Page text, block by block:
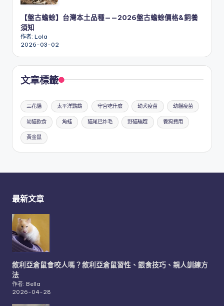
【盤古蟾蜍】台灣本土品種——2026盤古蟾蜍價格&飼養
須知
作者: Lola
2026-03-02
文章標籤
三花貓 太平洋鸚鵡 守宮吃什麼 幼犬疫苗 幼貓疫苗
幼貓飲食 角蛙 貓尾巴炸毛 野貓驅趕 養狗費用
黃金鼠
最新文章
敘利亞倉鼠會咬人嗎？敘利亞倉鼠習性、餵食技巧、親人訓練方
法
作者: Bella
2026-04-28